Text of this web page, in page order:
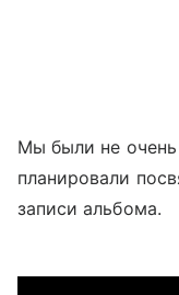
Мы были не очень
планировали
записи альбома.